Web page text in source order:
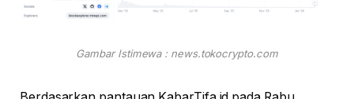
Gambar Istimewa : news.tokocrypto.com